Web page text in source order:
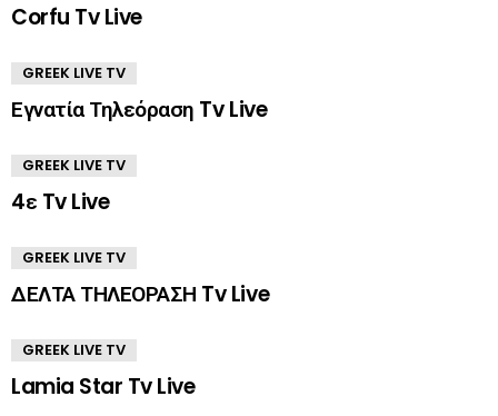
Corfu Tv Live
GREEK LIVE TV
Εγνατία Τηλεόραση Tv Live
GREEK LIVE TV
4ε Tv Live
GREEK LIVE TV
ΔΕΛΤΑ ΤΗΛΕΟΡΑΣΗ Tv Live
GREEK LIVE TV
Lamia Star Tv Live